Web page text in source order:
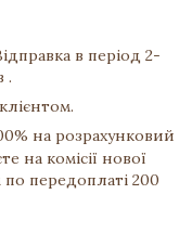
в період 2-
.
на розрахунковий
на комісії нової
передоплаті 200